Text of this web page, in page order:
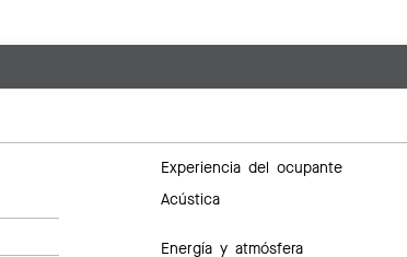
Experiencia del ocupante
Acústica
Energía y atmósfera